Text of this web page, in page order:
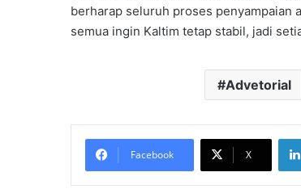
berharap seluruh proses penyampaian
semua ingin Kaltim tetap stabil, jadi
Advetorial
Facebook X